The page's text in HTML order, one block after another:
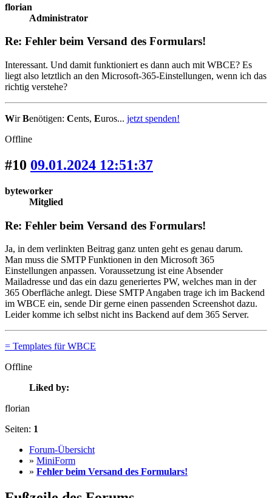
florian
Administrator
Re: Fehler beim Versand des Formulars!
Interessant. Und damit funktioniert es dann auch mit WBCE? Es
liegt also letztlich an den Microsoft-365-Einstellungen, wenn ich das
richtig verstehe?
WirBenötigen: Cents, Euros... jetzt spenden!
Offline
#10 09.01.2024 12:51:37
byteworker
Mitglied
Re: Fehler beim Versand des Formulars!
Ja, in dem verlinkten Beitrag ganz unten geht es genau darum.
Man muss die SMTP Funktionen in den Microsoft 365
Einstellungen anpassen. Voraussetzung ist eine Absender
Mailadresse und das ein dazu generiertes PW, welches man in der
365 Oberfläche anlegt. Diese SMTP Angaben trage ich im Backend
im WBCE ein, sende Dir gerne einen passenden Screenshot dazu.
Leider komme ich selbst nicht ins Backend auf dem 365 Server.
= Templates für WBCE
Offline
Liked by:
florian
Seiten: 1
Forum-Übersicht
» MiniForm
» Fehler beim Versand des Formulars!